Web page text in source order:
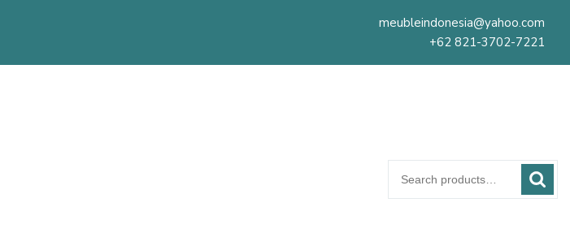
meubleindonesia@yahoo.com
+62 821-3702-7221
for: